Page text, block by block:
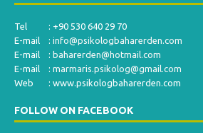
Tel : +90 530 640 29 70
E-mail : info@psikologbaharerden.com
E-mail : baharerden@hotmail.com
E-mail : marmaris.psikolog@gmail.com
Web : www.psikologbaharerden.com
FOLLOW ON FACEBOOK